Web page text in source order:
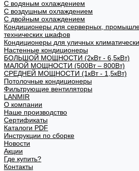
С водяным охлаждением
С воздушным охлаждением
С двойным охлаждением
Кондиционеры для серверных,
технических шкафов
Кондиционеры для уличных
Настенные кондиционеры
БОЛЬШОЙ МОЩНОСТИ (2кВт - 6,5кВт)
МАЛОЙ МОЩНОСТИ (500Вт – 800Вт)
СРЕДНЕЙ МОЩНОСТИ (1кВт - 1,5кВт)
Потолочные кондиционеры
Фильтрующие вентиляторы
LANMIR
О компании
Наше производство
Сертификаты
Каталоги PDF
Инструкции по сборке
Новости
Акции
Где купить?
Контакты